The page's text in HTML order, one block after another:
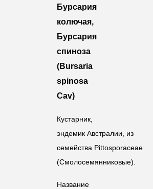
Бурсария
колючая,
Бурсария
спиноза
(Bursaria
spinosa
Cav)
Кустарник,
эндемик Австралии, из
семейства Pittosporaceae
(Смолосемянниковые).
Название